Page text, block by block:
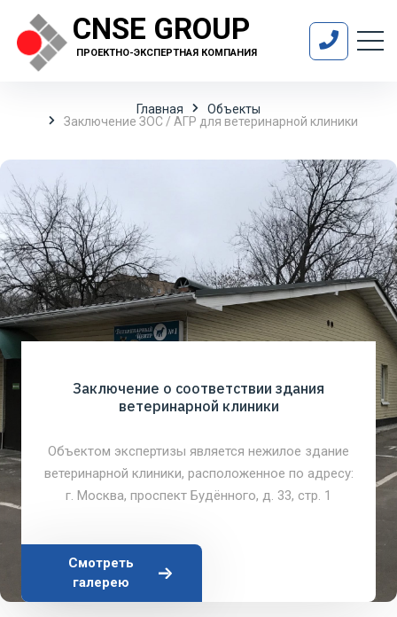
CNSE GROUP
ПРОЕКТНО-ЭКСПЕРТНАЯ КОМПАНИЯ
Главная
Объекты
Заключение ЗОС / АГР для ветеринарной клиники
Заключение о соответствии здания
ветеринарной клиники
Объектом экспертизы является нежилое здание
ветеринарной клиники, расположенное по адресу:
г. Москва, проспект Будённого, д. 33, стр. 1
Смотреть
галерею